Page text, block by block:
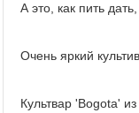
А это, как пить
Очень яркий
Культвар 'Bogota'